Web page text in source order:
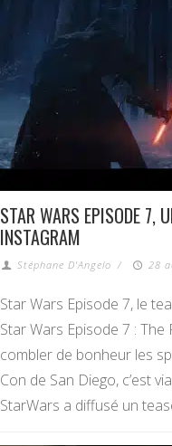
STAR WARS EPISODE 7,
INSTAGRAM
Stéphane D'Angelo / 28
Star Wars Episode 7, le
Star Wars Episode 7 :
combler de bonheur les
Con de San Diego, c’est
StarWars a diffusé un